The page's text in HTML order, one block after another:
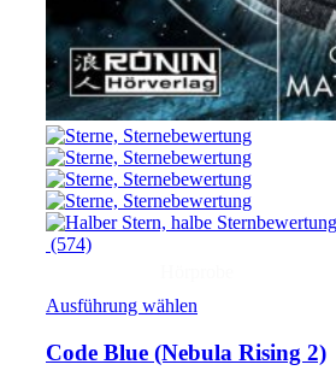
(574)
Ausführung wählen
Code Blue (Nebula Rising 2)